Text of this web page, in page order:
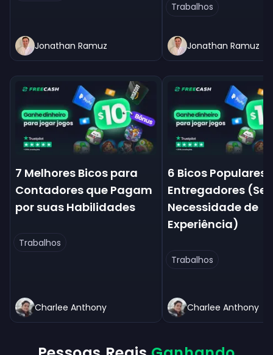
Jonathan Ramuz
Trabalhos
Jonathan Ramuz
7 Melhores Bicos para
Contadores que Pagam
por suas Habilidades
Trabalhos
Charlee Anthony
6 Bicos Populares
Entregadores
Necessidade de
Experiência)
Trabalhos
Charlee Anthony